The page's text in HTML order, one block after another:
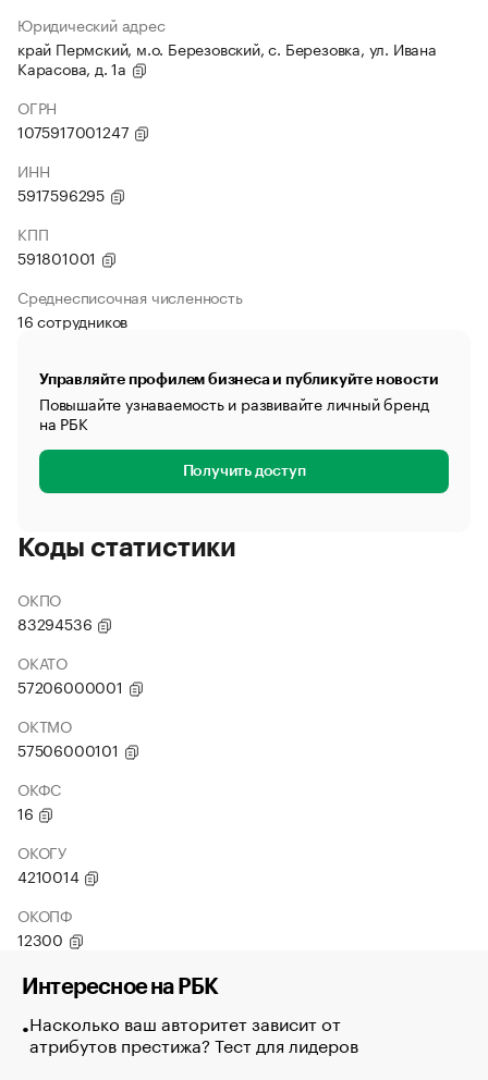
Юридический адрес
край Пермский, м.о. Березовский, с. Березовка, ул. Ивана
Карасова, д. 1а
ОГРН
1075917001247
ИНН
5917596295
КПП
591801001
Среднесписочная численность
16 сотрудников
Управляйте профилем бизнеса и публикуйте новости
Повышайте узнаваемость и развивайте личный бренд
на РБК
Получить доступ
Коды статистики
ОКПО
83294536
ОКАТО
57206000001
ОКТМО
57506000101
ОКФС
16
ОКОГУ
4210014
ОКОПФ
12300
Интересное на РБК
Насколько ваш авторитет зависит от
атрибутов престижа? Тест для лидеров